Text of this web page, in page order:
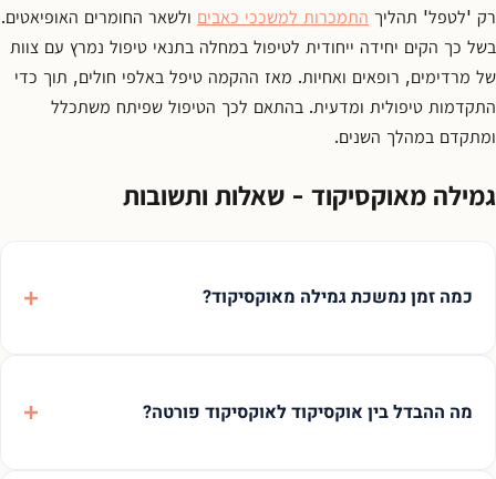
רק 'לטפל' תהליך התמכרות למשככי כאבים ולשאר החומרים האופיאטים.
בשל כך הקים יחידה ייחודית לטיפול במחלה בתנאי טיפול נמרץ עם צוות
של מרדימים, רופאים ואחיות. מאז ההקמה טיפל באלפי חולים, תוך כדי
התקדמות טיפולית ומדעית. בהתאם לכך הטיפול שפיתח משתכלל
ומתקדם במהלך השנים.
גמילה מאוקסיקוד - שאלות ותשובות
כמה זמן נמשכת גמילה מאוקסיקוד?
מה ההבדל בין אוקסיקוד לאוקסיקוד פורטה?